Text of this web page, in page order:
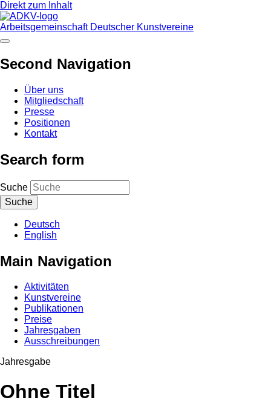
Direkt zum Inhalt
Arbeitsgemeinschaft Deutscher Kunstvereine
Second Navigation
Über uns
Mitgliedschaft
Presse
Positionen
Kontakt
Search form
Suche
Deutsch
English
Main Navigation
Aktivitäten
Kunstvereine
Publikationen
Preise
Jahresgaben
Ausschreibungen
Jahresgabe
Ohne Titel